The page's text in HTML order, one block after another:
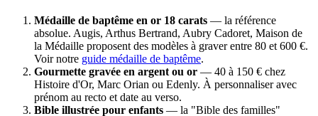
Médaille de baptême en or 18 carats — la référence
absolue. Augis, Arthus Bertrand, Aubry Cadoret, Maison de
la Médaille proposent des modèles à graver entre 80 et 600 €.
Voir notre guide médaille de baptême.
Gourmette gravée en argent ou or — 40 à 150 € chez
Histoire d'Or, Marc Orian ou Edenly. À personnaliser avec
prénom au recto et date au verso.
Bible illustrée pour enfants — la "Bible des familles"